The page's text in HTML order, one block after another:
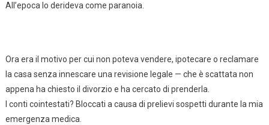
All’epoca lo derideva come paranoia.
Ora era il motivo per cui non poteva vendere, ipotecare o reclamare
la casa senza innescare una revisione legale — che è scattata non
appena ha chiesto il divorzio e ha cercato di prenderla.
I conti cointestati? Bloccati a causa di prelievi sospetti durante la mia
emergenza medica.